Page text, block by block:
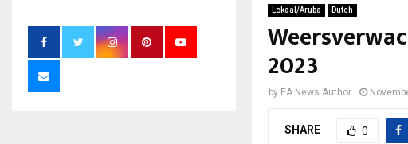
Lokaal/Aruba Dutch
2023
by EA News Author
SHARE 0